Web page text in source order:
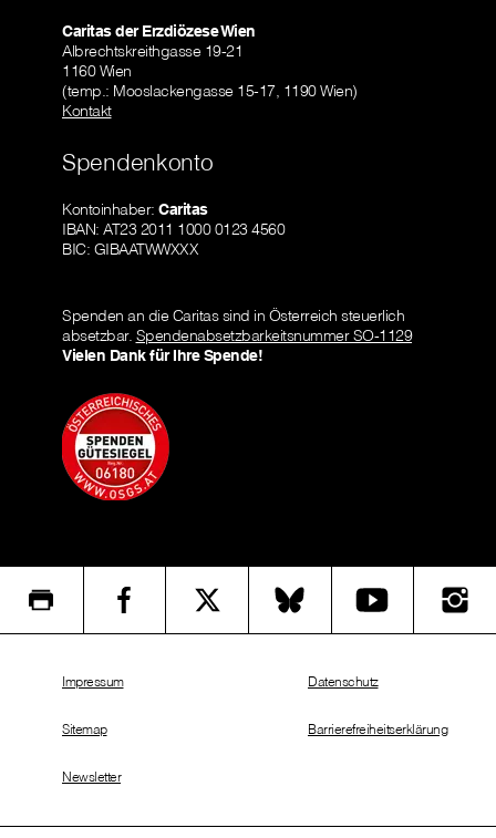
Caritas der Erzdiözese Wien
Albrechtskreithgasse 19-21
1160 Wien
(temp.: Mooslackengasse 15-17, 1190 Wien)
Kontakt
Spendenkonto
Kontoinhaber: Caritas
IBAN: AT23 2011 1000 0123 4560
BIC: GIBAATWWXXX
Spenden an die Caritas sind in Österreich steuerlich
absetzbar. Spendenabsetzbarkeitsnummer SO-1129
Vielen Dank für Ihre Spende!
Impressum
Sitemap
Newsletter
Datenschutz
Barrierefreiheitserklärung